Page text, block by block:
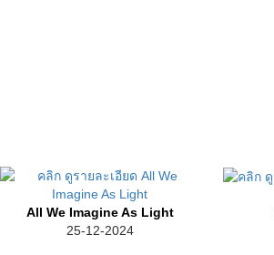
All We Imagine As Light
25-12-2024